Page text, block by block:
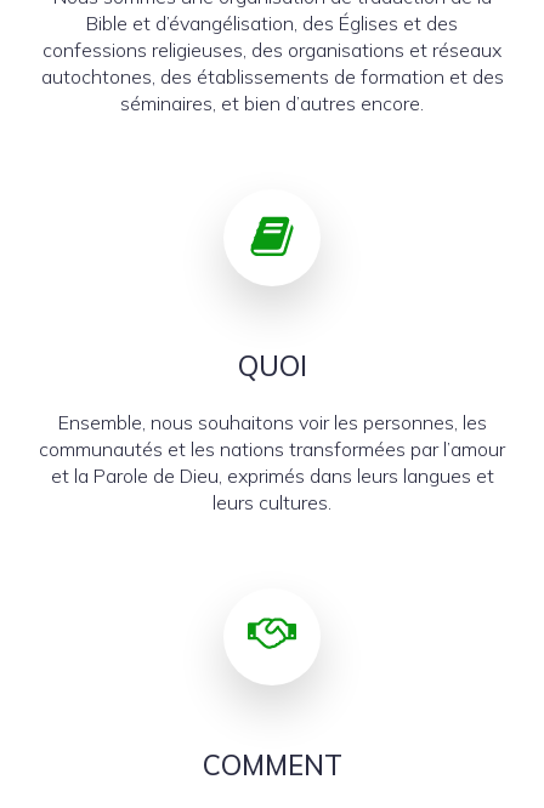
Bible et d’évangélisation, des Églises et des
confessions religieuses, des organisations et réseaux
autochtones, des établissements de formation et des
séminaires, et bien d’autres encore.
QUOI
Ensemble, nous souhaitons voir les personnes, les
communautés et les nations transformées par l’amour
et la Parole de Dieu, exprimés dans leurs langues et
leurs cultures.
COMMENT